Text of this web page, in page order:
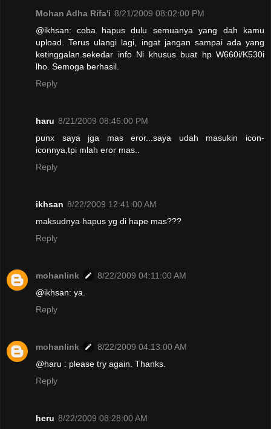
Mohan Adha Rifa'i 8/21/2009 08:02:00 PM
@ikhsan: coba hapus dulu semuanya yang dah kamu
upload. Terus ulangi lagi, ingat jangan sampai ada yang
ketinggalan.sekedar info Ni khusus buat hp W660i/K530i
lho. Semoga berhasil.
Reply
haru 8/21/2009 08:46:00 PM
punx saya jga mas eror...saya udah masukin icon-
iconnya,tpi mlah eror mas..
Reply
ikhsan 8/22/2009 12:41:00 AM
maksudnya hapus yg di hape mas???
Reply
mohanlink
8/22/2009 04:11:00 AM
@ikhsan: ya.
Reply
mohanlink
8/22/2009 04:13:00 AM
@haru : please try again. Thanks.
Reply
heru 8/22/2009 08:28:00 AM